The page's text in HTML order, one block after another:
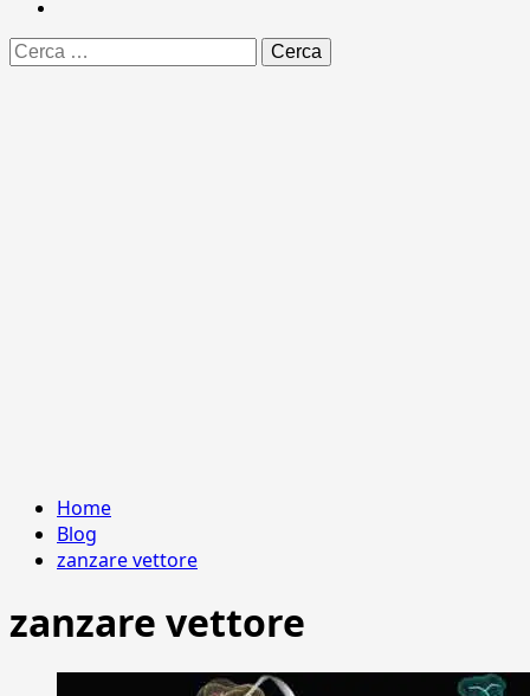
Ricerca
per:
Home
Blog
zanzare vettore
zanzare vettore